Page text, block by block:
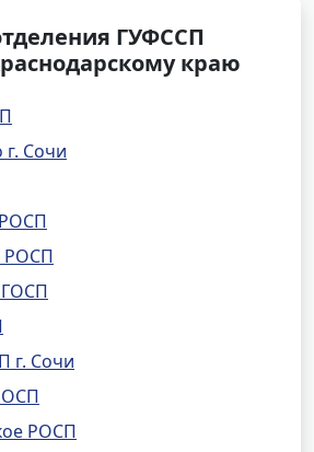
ГУФССП
краю
Сочи
РОСП
РОСП
ГОСП
г. Сочи
РОСП